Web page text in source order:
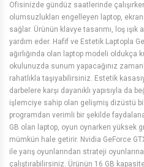
Ofisinizde gündüz saatlerinde
olumsuzlukları engelleyen laptop,
sağlar. Ürünün klavye tasarımı, loş
yardım eder. Hafif ve Estetik Laptopla
ağırlığında olan laptop modeli oldukça
okulunuzda sunum yapacağınız
rahatlıkla taşıyabilirsiniz. Estetik
darbelere karşı dayanıklı yapısıyla da
işlemciye sahip olan gelişmiş dizüstü
programdan verimli bir şekilde
GB olan laptop, oyun oynarken yüksek
mümkün hale getirir. Nvidia GeForce
ile yarış oyunlarından strateji
çalıştırabilirsiniz. Ürünün 16 GB